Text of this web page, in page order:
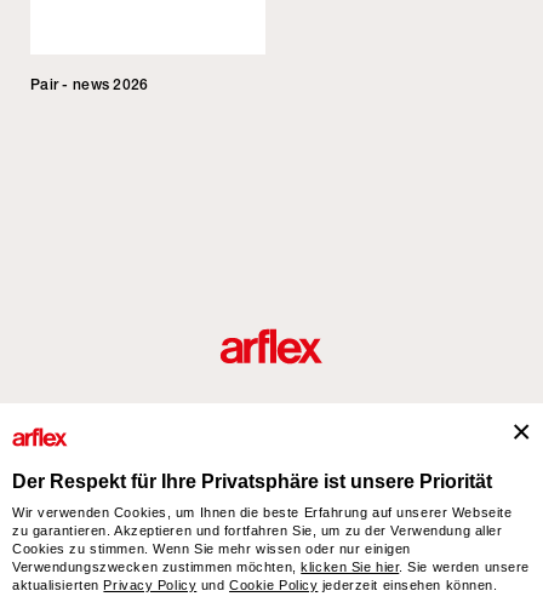
Pair - news 2026
arflex – sevensalotti spa via Pizzo Scalino 1 20833 Giussano (Monza e Brianza) Italy
- Phone +39 0362 853043 - VAT IT 00703820969 – © arflex - sevensalotti spa 2026
All rights reserved
Der Respekt für Ihre Privatsphäre ist unsere Priorität
Wir verwenden Cookies, um Ihnen die beste Erfahrung auf unserer Webseite
zu garantieren. Akzeptieren und fortfahren Sie, um zu der Verwendung aller
Cookies zu stimmen. Wenn Sie mehr wissen oder nur einigen
Verwendungszwecken zustimmen möchten,klicken Sie hier. Sie werden unsere
aktualisiertenPrivacy Policy undCookie Policy jederzeit einsehen können.